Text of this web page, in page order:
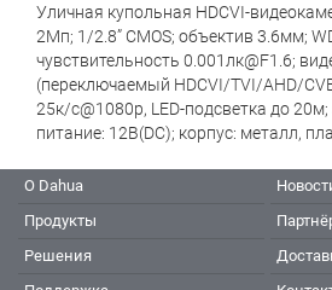
Уличная купольная HDCVI-
2Mп; 1/2.8” CMOS; объектив 3.6мм;
чувствительность 0.001лк@F1.6;
(переключаемый HDCVI/TVI/AHD/
25к/с@1080p, LED-подсветка до
питание: 12В(DC); корпус: металл,
О Dahua
Продукты
Решения